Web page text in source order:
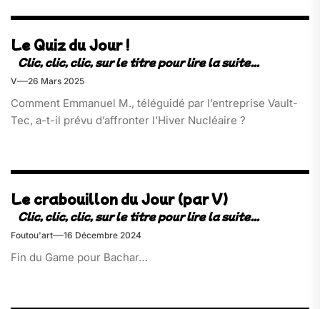
Le Quiz du Jour !
V 26 Mars 2025
Comment Emmanuel M., téléguidé par l’entreprise Vault-
Tec, a-t-il prévu d’affronter l’Hiver Nucléaire ?
Le crabouillon du Jour (par V)
Foutou'art 16 Décembre 2024
Fin du Game pour Bachar…